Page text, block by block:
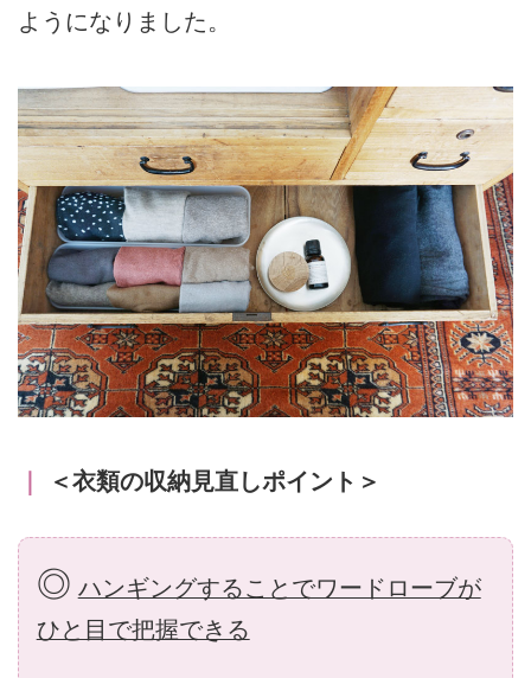
ようになりました。
＜衣類の収納見直しポイント＞
◎ ハンギングすることでワードローブが
ひと目で把握できる